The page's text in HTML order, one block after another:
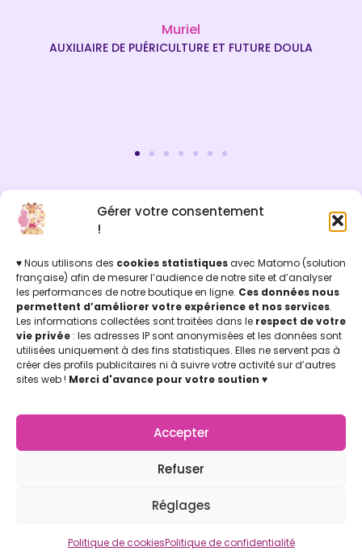
Gérer votre consentement
!
♥ Nous utilisons des cookies statistiquesavec Matomo (solution
française) afin de mesurer l’audience de notre site et d’analyser
les performances de notre boutique en ligne. Ces données nous
permettent d’améliorer votre expérience et nos services.
Les informations collectées sont traitées dans le respect de votre
vie privée : les adresses IP sont anonymisées et les données sont
utilisées uniquement à des fins statistiques. Elles ne servent pas à
créer des profils publicitaires ni à suivre votre activité sur d’autres
sites web ! Merci d'avance pour votre soutien ♥
Accepter
Refuser
Réglages
Politique de cookiesPolitique de confidentialité
Muriel
AUXILIAIRE DE PUÉRICULTURE ET FUTURE DOULA
INFOS LÉGALES
Mentions légales & Politique de confidentialité
Politique de cookies
Conditions Générales de Vente (CGV)
Licence d'utilisation
Concu par Marion Jicoulat avec ♡
Apprentie Girafe ® Marque Déposée
APPRENTIE GIRAFE
La Boutique
Mon compte
Notre Appli Girafe2poche
Retrouvez-nous (de temps en temps) dans vos boites
mail, pour des témoignages d’utilisation de la
Communication Non Violente au quotidien !